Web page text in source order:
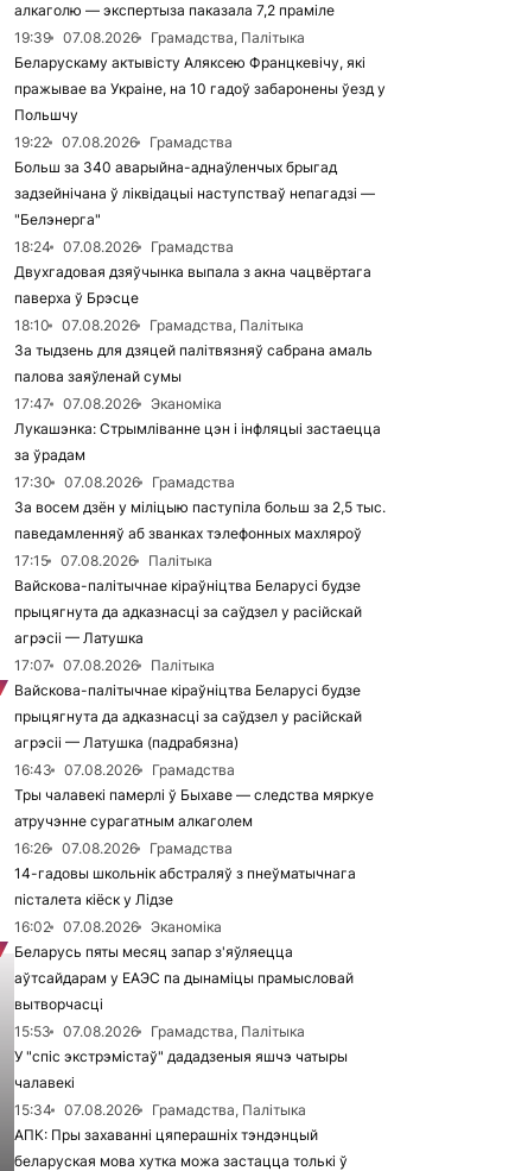
алкаголю — экспертыза паказала 7,2 праміле
19:39
07.08.2026
Грамадства, Палітыка
Беларускаму актывісту Аляксею Францкевічу, які
пражывае ва Украіне, на 10 гадоў забаронены ўезд у
Польшчу
19:22
07.08.2026
Грамадства
Больш за 340 аварыйна-аднаўленчых брыгад
задзейнічана ў ліквідацыі наступстваў непагадзі —
"Белэнерга"
18:24
07.08.2026
Грамадства
Двухгадовая дзяўчынка выпала з акна чацвёртага
паверха ў Брэсце
18:10
07.08.2026
Грамадства, Палітыка
За тыдзень для дзяцей палітвязняў сабрана амаль
палова заяўленай сумы
17:47
07.08.2026
Эканоміка
Лукашэнка: Стрымліванне цэн і інфляцыі застаецца
за ўрадам
17:30
07.08.2026
Грамадства
За восем дзён у міліцыю паступіла больш за 2,5 тыс.
паведамленняў аб званках тэлефонных махляроў
17:15
07.08.2026
Палітыка
Вайскова-палітычнае кіраўніцтва Беларусі будзе
прыцягнута да адказнасці за саўдзел у расійскай
агрэсіі — Латушка
17:07
07.08.2026
Палітыка
Вайскова-палітычнае кіраўніцтва Беларусі будзе
прыцягнута да адказнасці за саўдзел у расійскай
агрэсіі — Латушка (падрабязна)
16:43
07.08.2026
Грамадства
Тры чалавекі памерлі ў Быхаве — следства мяркуе
атручэнне сурагатным алкаголем
16:26
07.08.2026
Грамадства
14-гадовы школьнік абстраляў з пнеўматычнага
пісталета кіёск у Лідзе
16:02
07.08.2026
Эканоміка
Беларусь пяты месяц запар з'яўляецца
аўтсайдарам у ЕАЭС па дынаміцы прамысловай
вытворчасці
15:53
07.08.2026
Грамадства, Палітыка
У "спіс экстрэмістаў" дададзеныя яшчэ чатыры
чалавекі
15:34
07.08.2026
Грамадства, Палітыка
АПК: Пры захаванні цяперашніх тэндэнцый
беларуская мова хутка можа застацца толькі ў